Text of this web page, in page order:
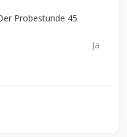
Probestunde 45
Ja